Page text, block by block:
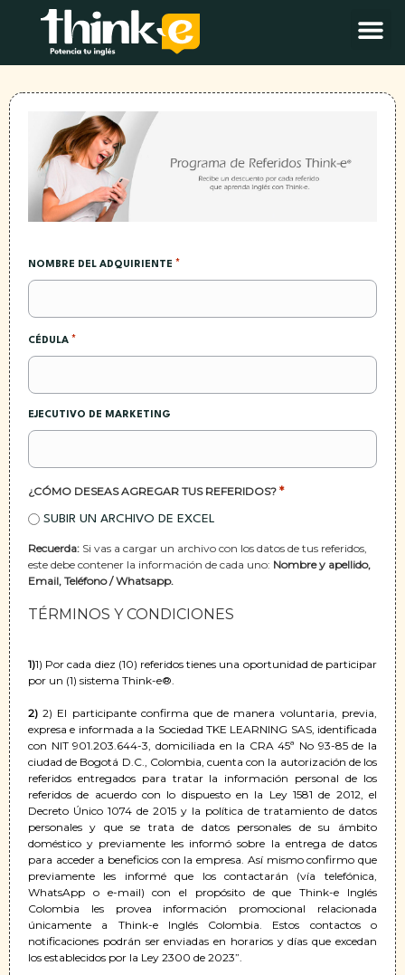
NOMBRE DEL ADQUIRIENTE *
CÉDULA *
EJECUTIVO DE MARKETING
¿CÓMO DESEAS AGREGAR TUS REFERIDOS? *
SUBIR UN ARCHIVO DE EXCEL
Recuerda: Si vas a cargar un archivo con los datos de tus referidos,
este debe contener la información de cada uno: Nombre y apellido,
Email, Teléfono / Whatsapp.
TÉRMINOS Y CONDICIONES
1)1) Por cada diez (10) referidos tienes una oportunidad de participar
por un (1) sistema Think-e®.
2) 2) El participante confirma que de manera voluntaria, previa,
expresa e informada a la Sociedad TKE LEARNING SAS, identificada
con NIT 901.203.644-3, domiciliada en la CRA 45ª No 93-85 de la
ciudad de Bogotá D.C., Colombia, cuenta con la autorización de los
referidos entregados para tratar la información personal de los
referidos de acuerdo con lo dispuesto en la Ley 1581 de 2012, el
Decreto Único 1074 de 2015 y la política de tratamiento de datos
personales y que se trata de datos personales de su ámbito
doméstico y previamente les informó sobre la entrega de datos
para acceder a beneficios con la empresa. Así mismo confirmo que
previamente les informé que los contactarán (vía telefónica,
WhatsApp o e-mail) con el propósito de que Think-e Inglés
Colombia les provea información promocional relacionada
únicamente a Think-e Inglés Colombia. Estos contactos o
notificaciones podrán ser enviadas en horarios y días que excedan
los establecidos por la Ley 2300 de 2023”.